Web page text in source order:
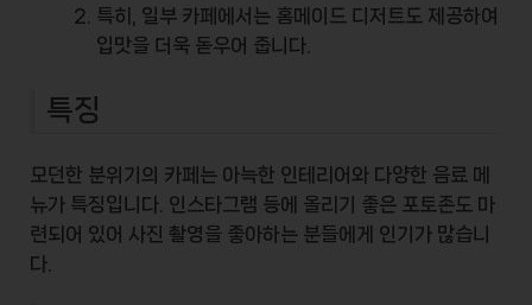
특히, 일부 카페에서는 홈메이드 디저트 도 제공하여
입맛을 더욱 돋우어 줍니다.
특징
모던한 분위기의 카페는 아늑한 인테리어와 다양한 음료 메
뉴가 특징입니다. 인스타그램 등에 올리기 좋은 포토존도 마
련되어 있어 사진 촬영을 좋아하는 분들에게 인기가 많습니
다.